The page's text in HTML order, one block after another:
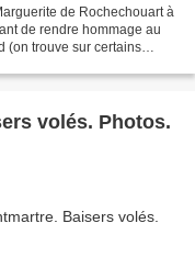
de Rochechouart à
de rendre hommage au
(on trouve sur certains
volés. Photos.